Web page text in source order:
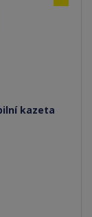
kazeta